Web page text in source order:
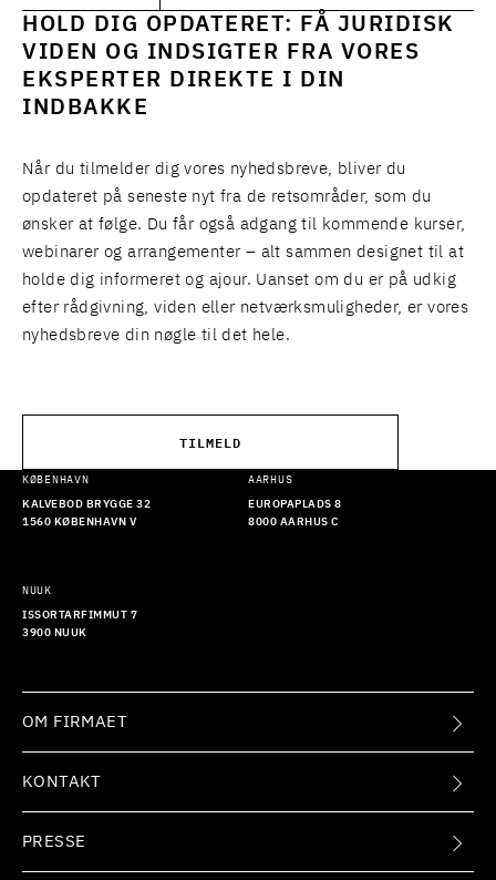
HOLD DIG OPDATERET: FÅ JURIDISK
VIDEN OG INDSIGTER FRA VORES
EKSPERTER DIREKTE I DIN
INDBAKKE
Når du tilmelder dig vores nyhedsbreve, bliver du
opdateret på seneste nyt fra de retsområder, som du
ønsker at følge. Du får også adgang til kommende kurser,
webinarer og arrangementer – alt sammen designet til at
holde dig informeret og ajour. Uanset om du er på udkig
efter rådgivning, viden eller netværksmuligheder, er vores
nyhedsbreve din nøgle til det hele.
TILMELD
KØBENHAVN
KALVEBOD BRYGGE 32
1560 KØBENHAVN V
AARHUS
EUROPAPLADS 8
8000 AARHUS C
NUUK
ISSORTARFIMMUT 7
3900 NUUK
OM FIRMAET
KONTAKT
PRESSE